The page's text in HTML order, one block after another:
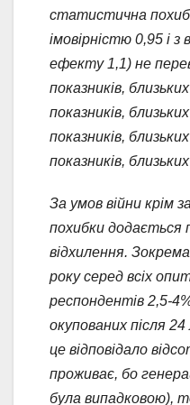
статистична
імовірністю 0,95 і
ефекту 1,1) не
показників,
показників,
показників,
показників,
За умов війни крім
похибки
відхилення.
року серед всіх
респондентів 2,5-
окупованих після
це відповідало
проживає, бо
була випадковою),